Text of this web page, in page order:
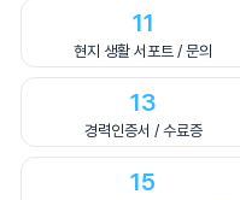
11
현지 생활 서포트 / 문의
13
경력인증서 / 수료증
15